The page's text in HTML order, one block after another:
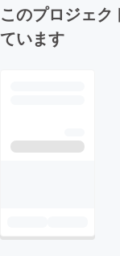
このプロジェク
ています